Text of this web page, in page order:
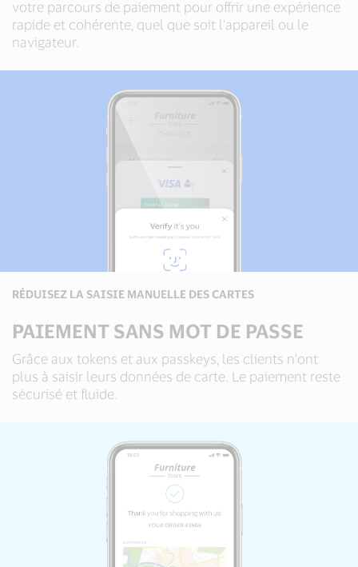
votre parcours de paiement pour offrir une expérience
rapide et cohérente, quel que soit l’appareil ou le
navigateur.
RÉDUISEZ LA SAISIE MANUELLE DES CARTES
PAIEMENT SANS MOT DE PASSE
Grâce aux tokens et aux passkeys, les clients n’ont
plus à saisir leurs données de carte. Le paiement reste
sécurisé et fluide.